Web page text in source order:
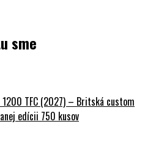
1200 TFC (2027) – Britská custom
edícii 750 kusov
sme